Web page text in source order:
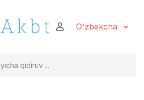
O'zbekcha